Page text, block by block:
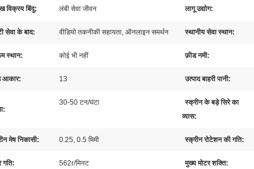
विक्रय बिंदु: लंबी सेवा जीवन लागू उद्योग:
सेवा के बाद: वीडियो तकनीकी सहायता, ऑनलाइन समर्थन स्थानीय सेवा स्थान:
स्थान: कोई भी नहीं फ़ीड नमी:
आकार: 13 उत्पाद बाहरी पानी:
30-50 टन/घंटा
स्क्रीन के बड़े सिरे का
व्यास:
मेष निकासी: 0.25, 0.5 मिमी स्क्रीन रोटेशन की गति:
गति: 562r/मिनट मुख्य मोटर शक्ति: